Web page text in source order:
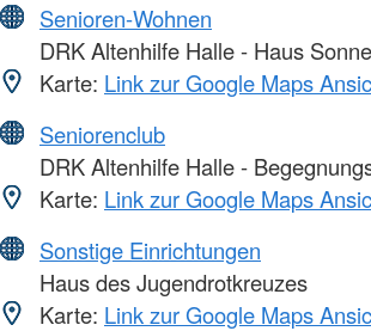
Senioren-Wohnen
DRK Altenhilfe Halle - Haus
Karte: Link zur Google Maps
Seniorenclub
DRK Altenhilfe Halle -
Karte: Link zur Google Maps
Sonstige Einrichtungen
Haus des Jugendrotkreuzes
Karte: Link zur Google Maps